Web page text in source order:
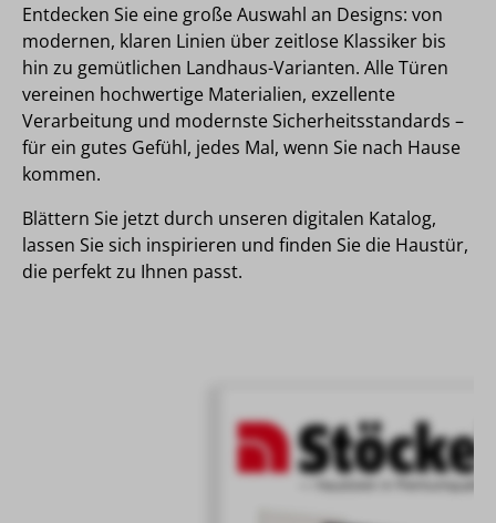
Entdecken Sie eine große Auswahl an Designs: von
modernen, klaren Linien über zeitlose Klassiker bis
hin zu gemütlichen Landhaus-Varianten. Alle Türen
vereinen hochwertige Materialien, exzellente
Verarbeitung und modernste Sicherheitsstandards –
für ein gutes Gefühl, jedes Mal, wenn Sie nach Hause
kommen.
Blättern Sie jetzt durch unseren digitalen Katalog,
lassen Sie sich inspirieren und finden Sie die Haustür,
die perfekt zu Ihnen passt.